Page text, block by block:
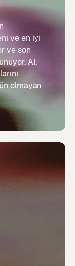
ve en iyi
ve son
AI,
olmayan